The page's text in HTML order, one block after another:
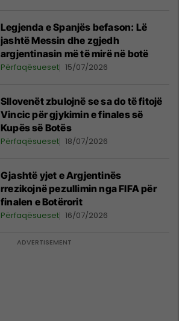
Legjenda e Spanjës befason: Lë
jashtë Messin dhe zgjedh
argjentinasin më të mirë në botë
Përfaqësueset 15/07/2026
Sllovenët zbulojnë se sa do të fitojë
Vincic për gjykimin e finales së
Kupës së Botës
Përfaqësueset 18/07/2026
Gjashtë yjet e Argjentinës
rrezikojnë pezullimin nga FIFA për
finalen e Botërorit
Përfaqësueset 16/07/2026